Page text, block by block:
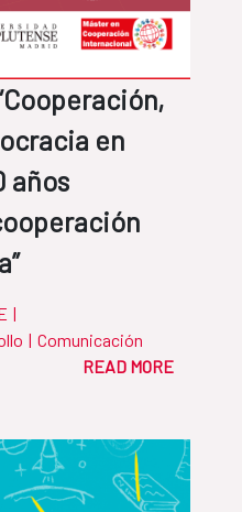
en
años
|
| Comunicación
READ MORE